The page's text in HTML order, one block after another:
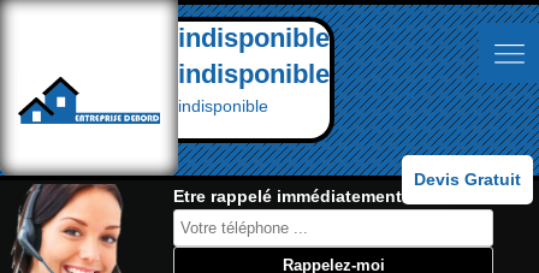
indisponible
indisponible
indisponible
Devis Gratuit
Etre rappelé immédiatement: